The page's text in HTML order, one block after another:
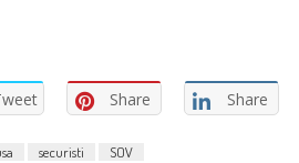
Share Share
securisti SOV